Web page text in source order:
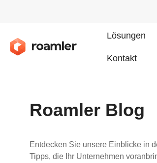
Lösungen
Kontakt
Roamler Blog
Entdecken Sie unsere Einblicke in
Tipps, die Ihr Unternehmen